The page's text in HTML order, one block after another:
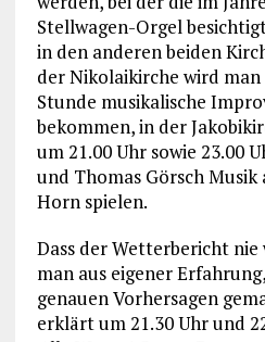
Stellwagen-Orgel
in den anderen beiden
der Nikolaikirche wird
Stunde musikalische
bekommen, in der
um 21.00 Uhr sowie 23.00
und Thomas Görsch
Horn spielen.
Dass der Wetterbericht
man aus eigener
genauen Vorhersagen
erklärt um 21.30 Uhr und